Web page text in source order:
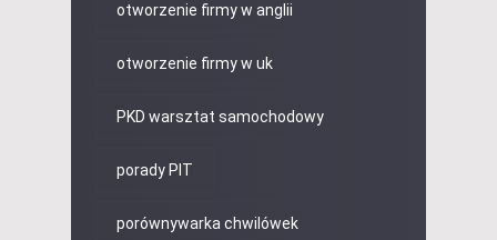
otworzenie firmy w anglii
otworzenie firmy w uk
PKD warsztat samochodowy
porady PIT
porównywarka chwilówek